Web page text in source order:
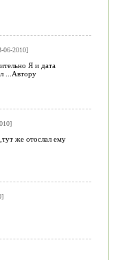
06-2010]
Я и дата
...Автору
же отослал ему